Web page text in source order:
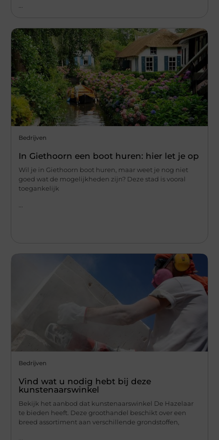
...
Bedrijven
In Giethoorn een boot huren: hier let je op
Wil je in Giethoorn boot huren, maar weet je nog niet
goed wat de mogelijkheden zijn? Deze stad is vooral
toegankelijk
Bedrijven
Vind wat u nodig hebt bij deze
kunstenaarswinkel
Bekijk het aanbod dat kunstenaarswinkel De Hazelaar
te bieden heeft. Deze groothandel beschikt over een
breed assortiment aan verschillende grondstoffen,